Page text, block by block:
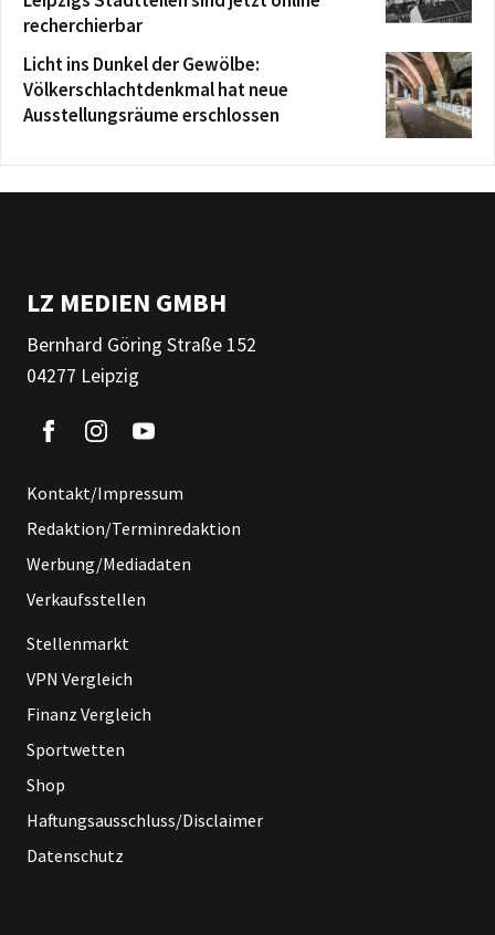
recherchierbar
Licht ins Dunkel der Gewölbe:
Völkerschlachtdenkmal hat neue
Ausstellungsräume erschlossen
LZ MEDIEN GMBH
Bernhard Göring Straße 152
04277 Leipzig
Kontakt/Impressum
Redaktion/Terminredaktion
Werbung/Mediadaten
Verkaufsstellen
Stellenmarkt
VPN Vergleich
Finanz Vergleich
Sportwetten
Shop
Haftungsausschluss/Disclaimer
Datenschutz